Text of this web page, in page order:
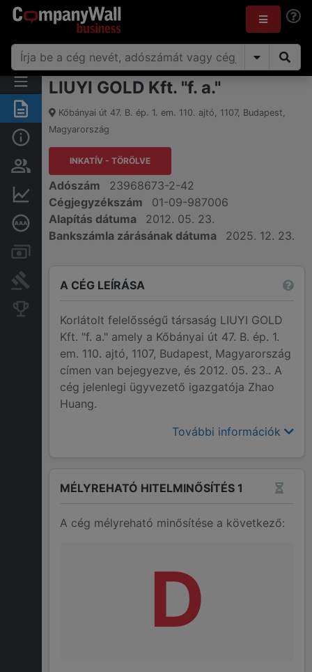
Összegzés
Alap információk
Személyek és tulajdonjog
Mélyreható hitelminősítés
Bírósági eljárások
LIUYI GOLD Kft. "f. a."
Kőbányai út 47. B. ép. 1. em. 110. ajtó, 1107, Budapest,
Magyarország
INKATÍV - TÖRÖLVE
Adószám
23968673-2-42
Cégjegyzékszám
01-09-987006
Alapítás dátuma
2012. 05. 23.
Bankszámla zárásának dátuma
2025. 12. 23.
A CÉG LEÍRÁSA
Korlátolt felelősségű társaság LIUYI GOLD
Kft. "f. a." amely a Kőbányai út 47. B. ép. 1.
em. 110. ajtó, 1107, Budapest, Magyarország
címen van bejegyezve, és 2012. 05. 23.. A
cég jelenlegi ügyvezető igazgatója Zhao
Huang.
További információk
MÉLYREHATÓ HITELMINŐSÍTÉS 1
A cég mélyreható minősítése a következő:
D